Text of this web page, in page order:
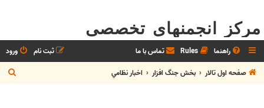
مرکز انجمنهای تخصصی
راهنما Rules تماس با ما ورود
ثبت نام
صفحه اول تالار
بخش جنگ افزار اخبار نظامي
س